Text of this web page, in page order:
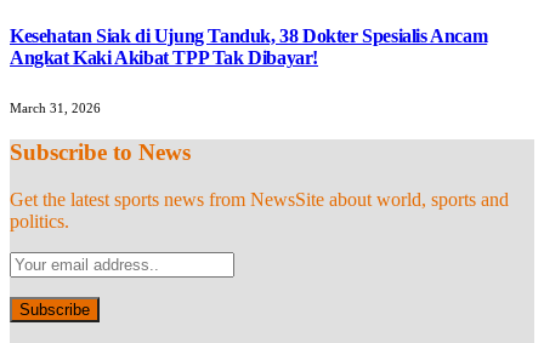
Kesehatan Siak di Ujung Tanduk, 38 Dokter Spesialis Ancam
Angkat Kaki Akibat TPP Tak Dibayar!
March 31, 2026
Subscribe to News
Get the latest sports news from NewsSite about world, sports and
politics.